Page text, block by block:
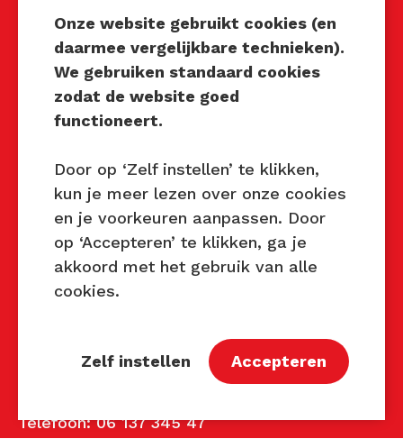
Techniek Tastbaar
Mocht u interesse hebben om
Techniek Tastbaar in uw regio
vragen over dit evenement,
neem dan contact met ons op
via de gegevens.
Privacy Beleid
Contact
Telefoon: 06 137 345 47
Onze website gebruikt cookies (en
daarmee vergelijkbare technieken).
We gebruiken standaard cookies
zodat de website goed
functioneert.
Door op ‘Zelf instellen’ te klikken,
kun je meer lezen over onze cookies
en je voorkeuren aanpassen. Door
op ‘Accepteren’ te klikken, ga je
akkoord met het gebruik van alle
cookies.
Zelf instellen Accepteren